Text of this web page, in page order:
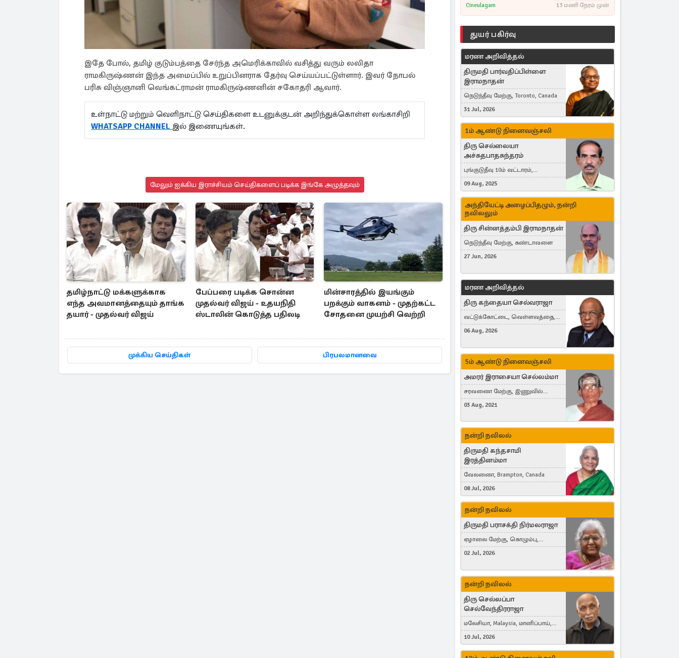
இதே போல், தமிழ் குடும்பத்தை சேர்ந்த அமெரிக்காவில் வசித்து வரும் லலிதா
ராமகிருஷ்ணன் இந்த அமைப்பில் உறுப்பினராக தேர்வு செய்யப்பட்டுள்ளார். இவர் நோபல்
பரிசு விஞ்ஞானி வெங்கட்ராமன் ராமகிருஷ்ணனின் சகோதரி ஆவார்.
உள்நாட்டு மற்றும் வெளிநாட்டு செய்திகளை உடனுக்குடன் அறிந்துக்கொள்ள லங்காசிறி
WHATSAPP CHANNEL இல் இணையுங்கள்.
மேலும் ஐக்கிய இராச்சியம் செய்திகளைப் படிக்க இங்கே அழுத்தவும்
தமிழ்நாட்டு மக்களுக்காக
எந்த அவமானத்தையும் தாங்க
தயார் - முதல்வர் விஜய்
பேப்பரை படிக்க சொன்ன
முதல்வர் விஜய் - உதயநிதி
ஸ்டாலின் கொடுத்த பதிலடி
மின்சாரத்தில் இயங்கும்
பறக்கும் வாகனம் - முதற்கட்ட
சோதனை முயற்சி வெற்றி
முக்கிய செய்திகள் பிரபலமானவை
Cineulagam 13 மணி நேரம் முன்
துயர் பகிர்வு
மரண அறிவித்தல்
திருமதி பார்வதிப்பிள்ளை
இராமநாதன்
நெடுந்தீவு மேற்கு, Toronto, Canada
31 Jul, 2026
1ம் ஆண்டு நினைவஞ்சலி
திரு செல்லையா
அச்சுதபாதசுந்தரம்
புங்குடுதீவு 10ம் வட்டாரம்,
கொள்ளுப்பிட்டி
09 Aug, 2025
அந்தியேட்டி அழைப்பிதழும், நன்றி
நவிலலும்
திரு சின்னத்தம்பி இராமநாதன்
நெடுந்தீவு மேற்கு, கண்டாவளை
27 Jun, 2026
மரண அறிவித்தல்
திரு கந்தையா செல்வராஜா
வட்டுக்கோட்டை, வெள்ளவத்தை,
Toronto, Canada
06 Aug, 2026
5ம் ஆண்டு நினைவஞ்சலி
அமரர் இராசையா செல்லம்மா
சரவணை மேற்கு, இணுவில்
கிழக்கு
03 Aug, 2021
நன்றி நவிலல்
திருமதி கந்தசாமி
இரத்தினம்மா
வேலணை, Brampton, Canada
08 Jul, 2026
நன்றி நவிலல்
திருமதி பராசக்தி நிர்மலராஜா
ஏழாலை மேற்கு, கொழும்பு,
தங்காலை, London, United Kingdom
02 Jul, 2026
நன்றி நவிலல்
திரு செல்லப்பா
செல்வேந்திரராஜா
மலேசியா, Malaysia, மானிப்பாய்,
Duisburg, Germany, London, United
Kingdom
10 Jul, 2026